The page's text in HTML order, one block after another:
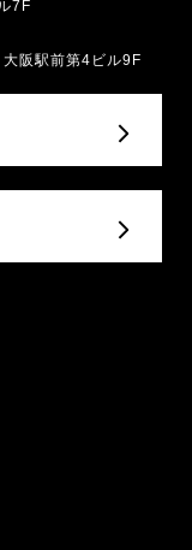
7F
阪駅前第4ビル9F